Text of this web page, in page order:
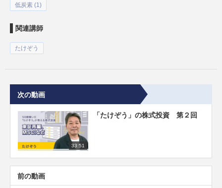
低炭素 (1)
関連講師
たけぞう
次の動画
33:51
「たけぞう」の株式投資 第２回
前の動画